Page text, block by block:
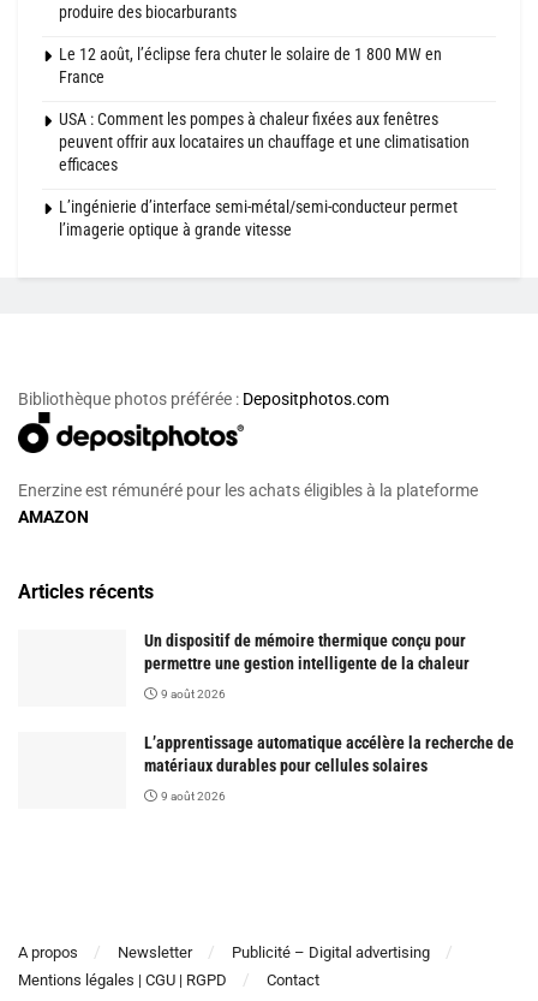
produire des biocarburants
Le 12 août, l’éclipse fera chuter le solaire de 1 800 MW en
France
USA : Comment les pompes à chaleur fixées aux fenêtres
peuvent offrir aux locataires un chauffage et une climatisation
efficaces
L’ingénierie d’interface semi-métal/semi-conducteur permet
l’imagerie optique à grande vitesse
Bibliothèque photos préférée : Depositphotos.com
Enerzine est rémunéré pour les achats éligibles à la plateforme
AMAZON
Articles récents
Un dispositif de mémoire thermique conçu pour
permettre une gestion intelligente de la chaleur
9 août 2026
L’apprentissage automatique accélère la recherche de
matériaux durables pour cellules solaires
9 août 2026
A propos Newsletter
Publicité – Digital advertising
Mentions légales | CGU | RGPD
Contact